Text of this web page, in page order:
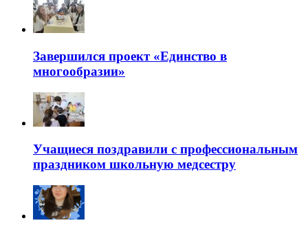
Завершился проект «Единство в
многообразии»
Учащиеся поздравили с профессиональным
праздником школьную медсестру